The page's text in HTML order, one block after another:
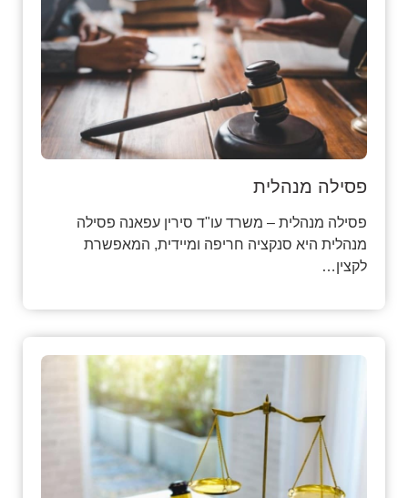
פסילה מנהלית
פסילה מנהלית – משרד עו"ד סירין עפאנה פסילה
מנהלית היא סנקציה חריפה ומיידית, המאפשרת
לקצין…